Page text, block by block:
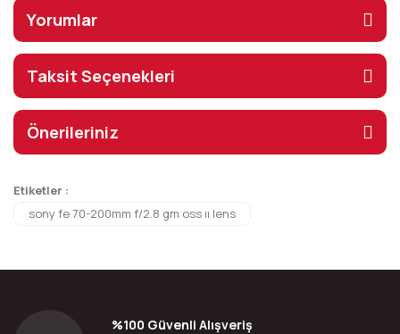
Yorumlar
Taksit Seçenekleri
Önerileriniz
Etiketler :
sony fe 70-200mm f/2.8 gm oss ıı lens
%100 Güvenli Alışveriş